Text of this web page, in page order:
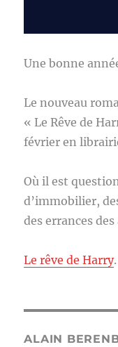
Une bonne
Le nouveau
« Le Rêve de
février en
Où il est
d’immobilier,
des errances
Le rêve de Harry.
ALAIN